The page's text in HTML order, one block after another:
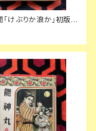
けぶりか浪か」初版
幀:内田克已 新潮社